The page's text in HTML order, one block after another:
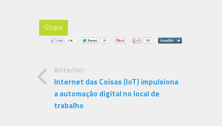
Share
Anterior:
Internet das Coisas (IoT) impulsiona
a automação digital no local de
trabalho